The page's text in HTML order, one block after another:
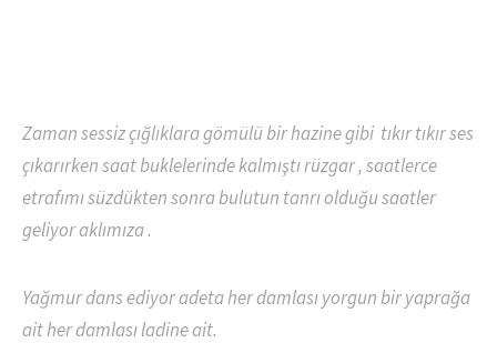
Zaman sessiz çığlıklara gömülü bir hazine gibi tıkır tıkır ses
çıkarırken saat buklelerinde kalmıştı rüzgar , saatlerce
etrafımı süzdükten sonra bulutun tanrı olduğu saatler
geliyor aklımıza .
Yağmur dans ediyor adeta her damlası yorgun bir yaprağa
ait her damlası ladine ait.